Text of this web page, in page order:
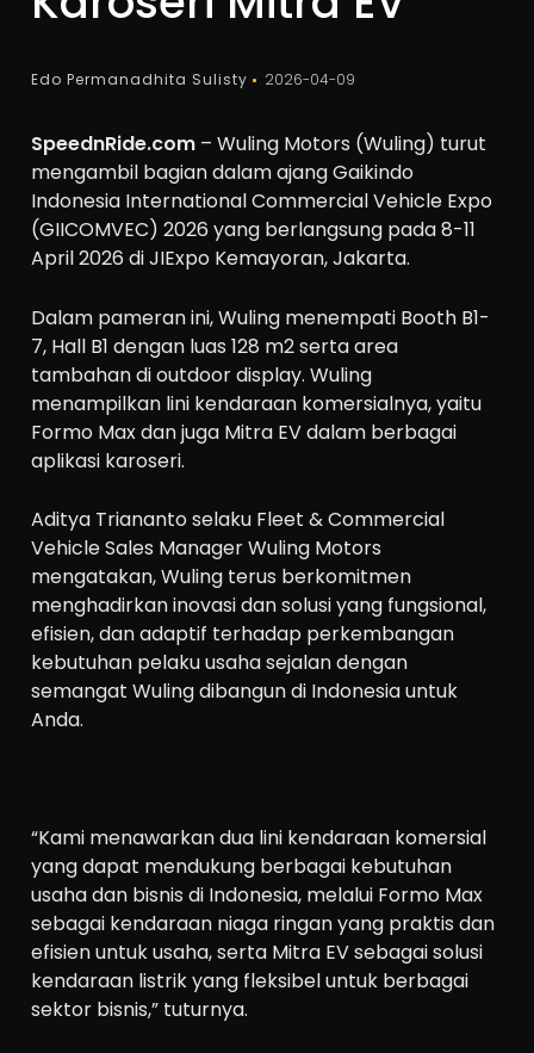
Edo Permanadhita Sulisty 2026-04-09
SpeednRide.com – Wuling Motors (Wuling) turut
mengambil bagian dalam ajang Gaikindo
Indonesia International Commercial Vehicle Expo
(GIICOMVEC) 2026 yang berlangsung pada 8-11
April 2026 di JIExpo Kemayoran, Jakarta.
Dalam pameran ini, Wuling menempati Booth B1-
7, Hall B1 dengan luas 128 m2 serta area
tambahan di outdoor display. Wuling
menampilkan lini kendaraan komersialnya, yaitu
Formo Max dan juga Mitra EV dalam berbagai
aplikasi karoseri.
Aditya Triananto selaku Fleet & Commercial
Vehicle Sales Manager Wuling Motors
mengatakan, Wuling terus berkomitmen
menghadirkan inovasi dan solusi yang fungsional,
efisien, dan adaptif terhadap perkembangan
kebutuhan pelaku usaha sejalan dengan
semangat Wuling dibangun di Indonesia untuk
Anda.
“Kami menawarkan dua lini kendaraan komersial
yang dapat mendukung berbagai kebutuhan
usaha dan bisnis di Indonesia, melalui Formo Max
sebagai kendaraan niaga ringan yang praktis dan
efisien untuk usaha, serta Mitra EV sebagai solusi
kendaraan listrik yang fleksibel untuk berbagai
sektor bisnis,” tuturnya.